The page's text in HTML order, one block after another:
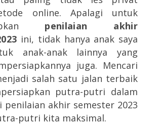
online. Apalagi untuk
penilaian akhir
ini, tidak hanya anak saya
anak-anak lainnya yang
juga. Mencari
salah satu jalan terbaik
putra-putri dalam
penilaian akhir semester 2023
putri kita maksimal.